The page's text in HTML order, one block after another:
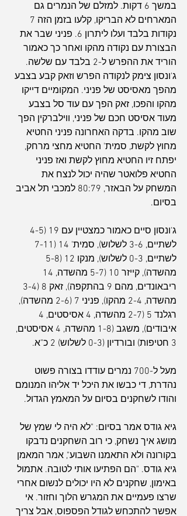
במשך 6 דקות. למזלם של הנמרים גם
נקודות בלבד ועלו ליתרון 6. פניני שבר את
הבצורת עם נקודה מהקו ואחר כך כאמור
הוריד את ההפרש ל-2 בלבד עם שלשה.
ג'ונסון צימק לנקודה הפרש וזאק קבע בצבע
מהפך מאסיסט של פניני. המקומיים דייקו
מהקו והפכו, זאק הפך עם עוד סל בצבע
מעוד אסיסט חכם של פניני, ווילברקין הפך
שוב מהקו. בדקה האחרונה פניני החטיא
מחוץ לקשת, סמית' החטיא מחצי מרחק,
יפתח זיו החטיא מחוץ לקשת ואז פניני
החטיא פלואטר שהיה יכול לנצח את
המשחק על הבאזר, 80:79 למכבי תל אביב
בסיום.
מהשדה, 2-4 מהקו), פניני 7 (2-6 מהשדה),
איבודים), משגב (1-8 מהשדה, 4 אסיסטים,
3 חטיפות) ובורדיון (0-3 לשלוש) 2 כ"א.
מעל ל-700 נמרים עודדו בצורה פשוט
נהדרת, די כבשו את היכל יד אליהו המנומם
והודו לשחקנים בסיום על המאמץ הגדול.
גיא גודס אמר בסיום: "לא היה לי שמץ של
מושג איך נשחק, כי רוב השחקנים נדבקו
בקורונה ולא התאמנו השבוע", אמר המאמן
גיא גודס. "הם הפתיעו אותי לטובה. אתמול
באימון, שחקנים לא היו יכולים לנשום אחרי
שרצו פעמיים את המגרש הלוך וחזור. אי
אפשר להתכחש לגודל הפספוס, אבל צריך